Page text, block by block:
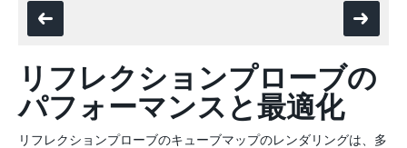
リフレクションプローブの
パフォーマンスと最適化
リフレクションプローブのキューブマップのレンダリングは、多